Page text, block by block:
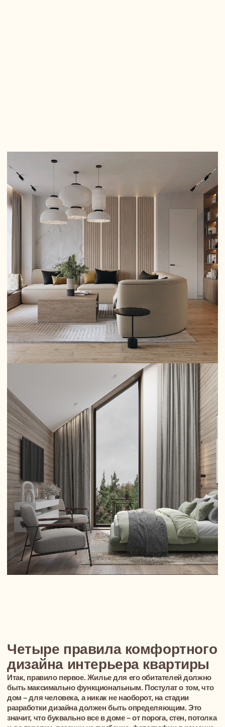
дизайна интерьера квартиры
Итак, правило первое. Жилье для его обитателей должно
быть максимально функциональным. Постулат о том, что
дом – для человека, а никак не наоборот, на стадии
разработки дизайна должен быть определяющим. Это
значит, что буквально все в доме – от порога, стен, потолка
и до тарелки, вазочки на тумбочке, фотографии в рамочке,
должно максимально работать для человека и
соответствовать назначению комнаты, то есть все должно
быть целесообразно. Формировать свое «жилищное»
окружение надо так, чтобы там было удобно и комфортно
делать все, для чего предназначено жилье.
Третье правило дизайна – соразмерность. Размеры всех
вещей в квартире должны соответствовать размеру
помещения. Поэтому такая информация, как площадь всей
квартиры и каждой комнаты в отдельности, характер
предполагаемого освещения, строительные материалы
для отделки, влияние климатических условий должны
быть обязательно учтены при разработке дизайн-проекта.
К примеру, импортная суперсовременная стиральная
машина может занять половину ванной комнаты и
помешать владельцу умываться. А большая и красивая
корпусная мебель абсолютно не будет смотреться в
малогабаритной однокомнатной квартире, потому что
занимает половину площади единственной комнаты.
Декорирование также своего рода искусство. В нем есть
свои правила, знание которых поможет создать
гармоничное и уютное помещение для комфортной жизни.